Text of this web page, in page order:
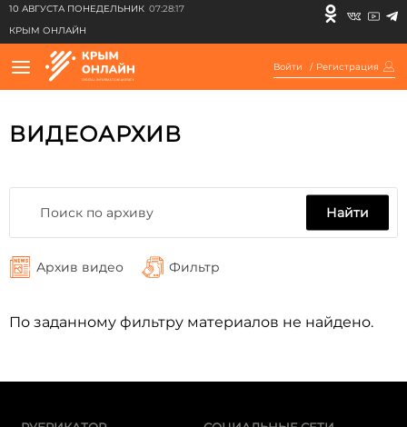
10 АВГУСТА ПОНЕДЕЛЬНИК 07:28:17
КРЫМ ОНЛАЙН
Войти / Регистрация
ВИДЕОАРХИВ
Найти
Архив видео Фильтр
По заданному фильтру материалов не найдено.